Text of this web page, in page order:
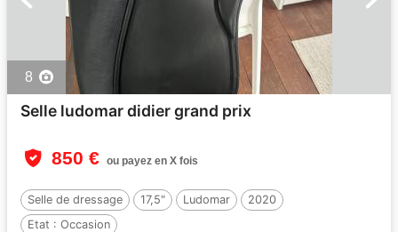
8
Selle ludomar didier grand prix
850 € ou payez en X fois
Selle de dressage 17,5" Ludomar
2020
Etat : Occasion